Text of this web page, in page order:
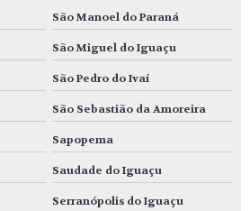
São Manoel do Paraná
São Miguel do Iguaçu
São Pedro do Ivaí
São Sebastião da Amoreira
Sapopema
Saudade do Iguaçu
Serranópolis do Iguaçu